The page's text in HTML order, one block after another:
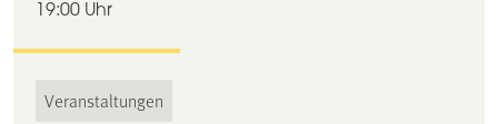
19:00 Uhr
Veranstaltungen